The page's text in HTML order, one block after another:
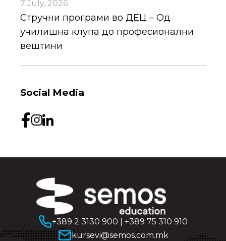
7 July, 2026
Стручни програми во ДЕЦ – Од
училишна клупа до професионални
вештини
Social Media
+389 2 3130 900
+389 75 310 910
kursevi@semos.com.mk